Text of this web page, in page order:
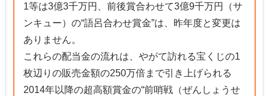
1等は3億3千万円、前後賞合わせて3億9千万円（サ
ンキュー）の“語呂合わせ賞金”は、昨年度と変更は
ありません。
これらの配当金の流れは、やがて訪れる宝くじの1
枚辺りの販売金額の250万倍まで引き上げられる
2014年以降の超高額賞金の“前哨戦（ぜんしょうせ